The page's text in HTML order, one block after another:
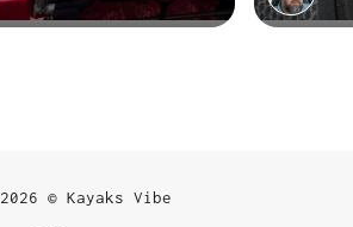
2026 © Kayaks Vibe